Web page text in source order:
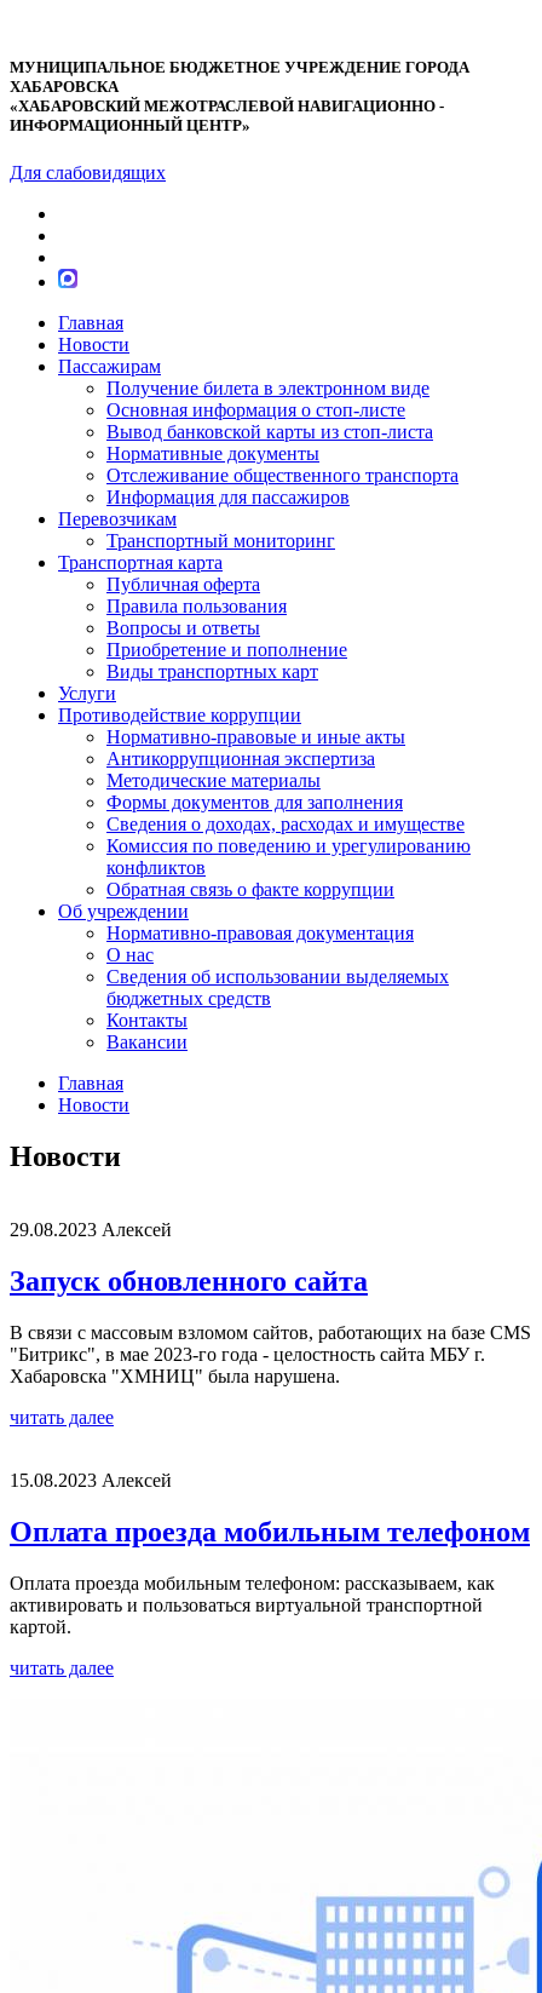
МУНИЦИПАЛЬНОЕ БЮДЖЕТНОЕ УЧРЕЖДЕНИЕ ГОРОДА
ХАБАРОВСКА
«ХАБАРОВСКИЙ МЕЖОТРАСЛЕВОЙ НАВИГАЦИОННО -
ИНФОРМАЦИОННЫЙ ЦЕНТР»
Для слабовидящих
Главная
Новости
Пассажирам
Получение билета в электронном виде
Основная информация о стоп-листе
Вывод банковской карты из стоп-листа
Нормативные документы
Отслеживание общественного транспорта
Информация для пассажиров
Перевозчикам
Транспортный мониторинг
Транспортная карта
Публичная оферта
Правила пользования
Вопросы и ответы
Приобретение и пополнение
Виды транспортных карт
Услуги
Противодействие коррупции
Нормативно-правовые и иные акты
Антикоррупционная экспертиза
Методические материалы
Формы документов для заполнения
Сведения о доходах, расходах и имуществе
Комиссия по поведению и урегулированию
конфликтов
Обратная связь о факте коррупции
Об учреждении
Нормативно-правовая документация
О нас
Сведения об использовании выделяемых
бюджетных средств
Контакты
Вакансии
Главная
Новости
Новости
29.08.2023 Алексей
Запуск обновленного сайта
В связи с массовым взломом сайтов, работающих на базе CMS
"Битрикс", в мае 2023-го года - целостность сайта МБУ г.
Хабаровска "ХМНИЦ" была нарушена.
читать далее
15.08.2023 Алексей
Оплата проезда мобильным телефоном
Оплата проезда мобильным телефоном: рассказываем, как
активировать и пользоваться виртуальной транспортной
картой.
читать далее